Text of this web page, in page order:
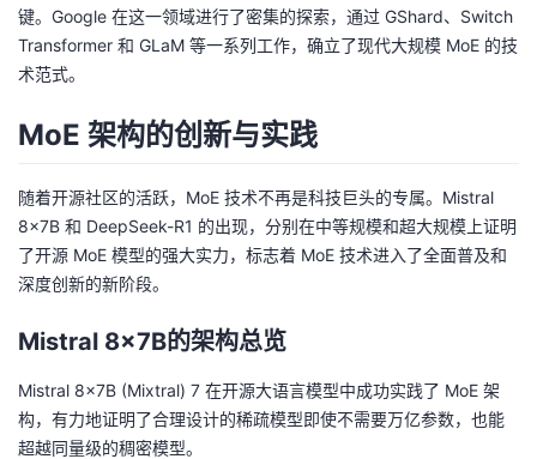
键。Google 在这一领域进行了密集的探索，通过 GShard、Switch
Transformer 和 GLaM 等一系列工作，确立了现代大规模 MoE 的技
术范式。
MoE 架构的创新与实践
随着开源社区的活跃，MoE 技术不再是科技巨头的专属。Mistral
8x7B 和 DeepSeek-R1 的出现，分别在中等规模和超大规模上证明
了开源 MoE 模型的强大实力，标志着 MoE 技术进入了全面普及和
深度创新的新阶段。
Mistral 8x7B的架构总览
Mistral 8x7B (Mixtral) 7 在开源大语言模型中成功实践了 MoE 架
构，有力地证明了合理设计的稀疏模型即使不需要万亿参数，也能
超越同量级的稠密模型。